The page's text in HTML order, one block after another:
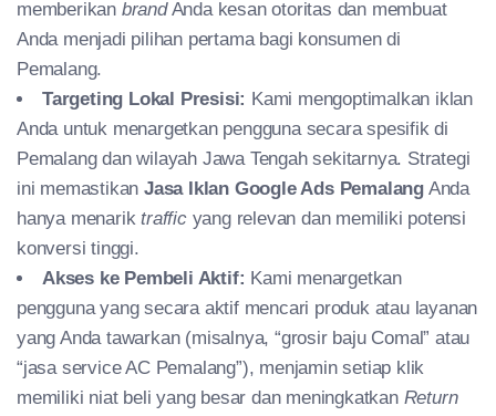
memberikan brandAnda kesan otoritas dan membuat
Anda menjadi pilihan pertama bagi konsumen di
Pemalang.
Targeting Lokal Presisi: Kami mengoptimalkan iklan
Anda untuk menargetkan pengguna secara spesifik di
Pemalang dan wilayah Jawa Tengah sekitarnya. Strategi
ini memastikanJasa Iklan Google Ads Pemalang Anda
hanya menariktrafficyang relevan dan memiliki potensi
konversi tinggi.
Akses ke Pembeli Aktif: Kami menargetkan
pengguna yang secara aktif mencari produk atau layanan
yang Anda tawarkan (misalnya, “grosir baju Comal” atau
“jasa service AC Pemalang”), menjamin setiap klik
memiliki niat beli yang besar dan meningkatkan Return